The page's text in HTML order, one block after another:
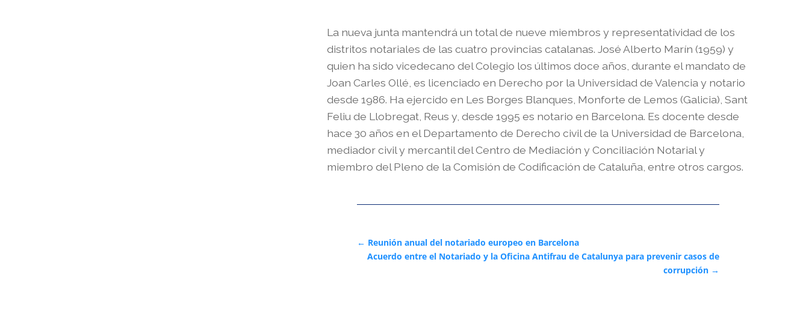
La nueva junta mantendrá un total de nueve miembros y representatividad de los
distritos notariales de las cuatro provincias catalanas. José Alberto Marín (1959) y
quien ha sido vicedecano del Colegio los últimos doce años, durante el mandato de
Joan Carles Ollé, es licenciado en Derecho por la Universidad de Valencia y notario
desde 1986. Ha ejercido en Les Borges Blanques, Monforte de Lemos (Galicia), Sant
Feliu de Llobregat, Reus y, desde 1995 es notario en Barcelona. Es docente desde
hace 30 años en el Departamento de Derecho civil de la Universidad de Barcelona,
mediador civil y mercantil del Centro de Mediación y Conciliación Notarial y
miembro del Pleno de la Comisión de Codificación de Cataluña, entre otros cargos.
← Reunión anual del notariado europeo en Barcelona
Acuerdo entre el Notariado y la Oficina Antifrau de Catalunya para prevenir casos de
corrupción→